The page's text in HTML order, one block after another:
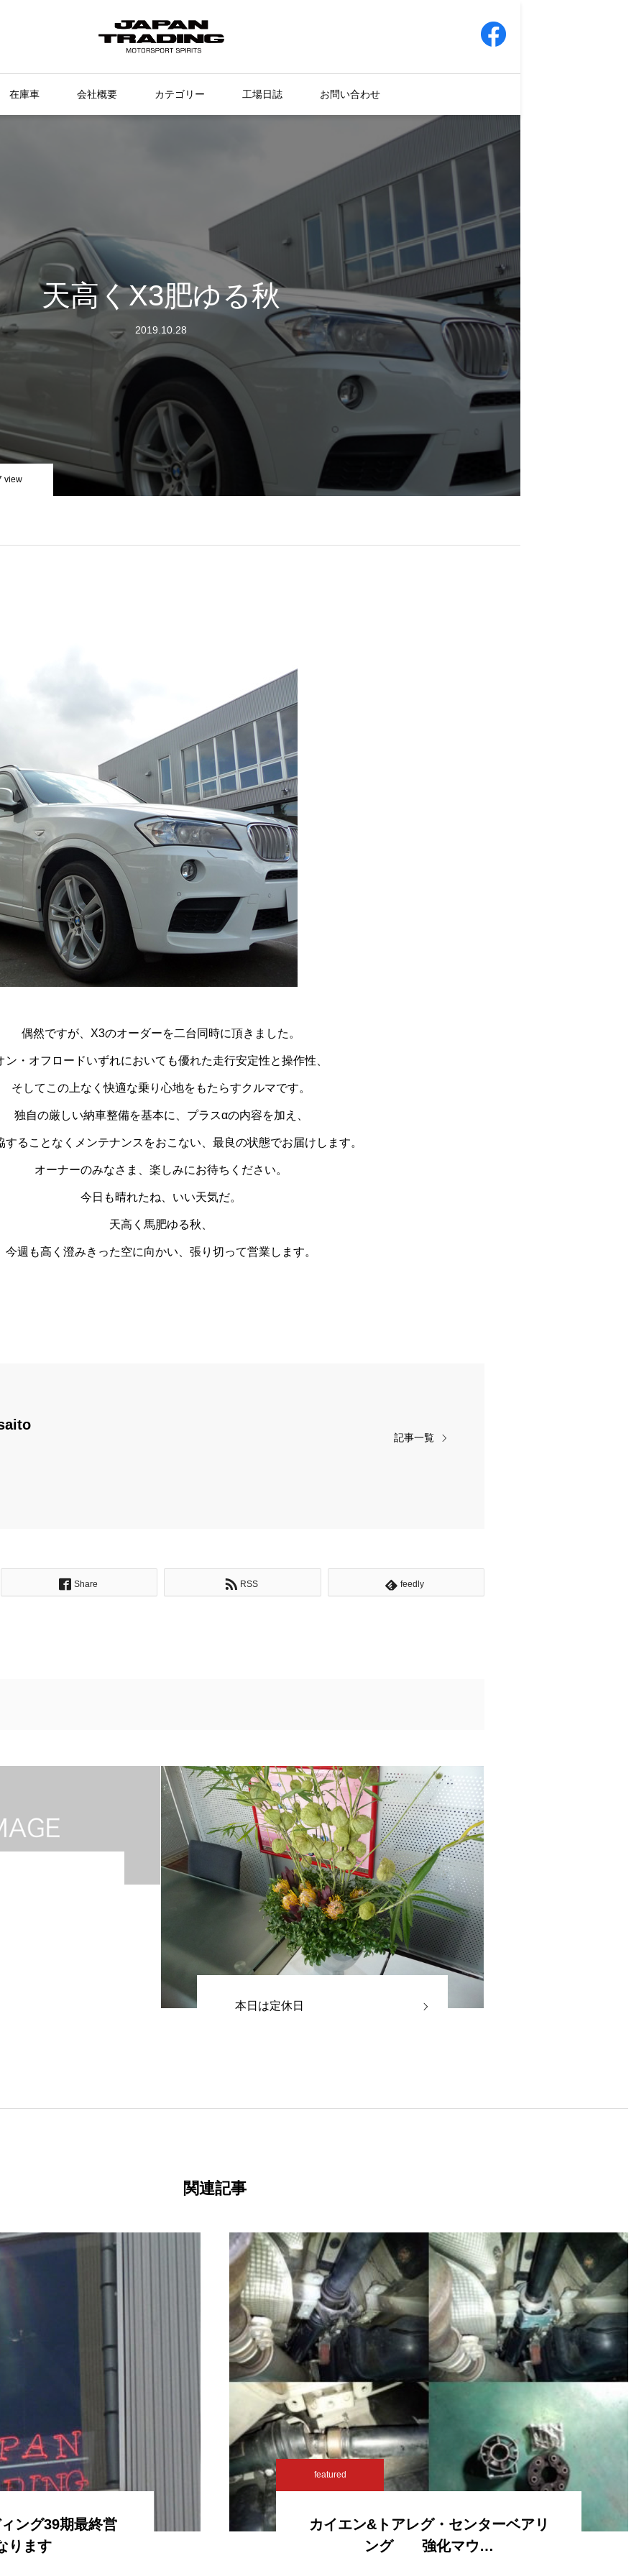
在庫車 会社概要 カテゴリー 工場日誌 お問い合わせ
天高くX3肥ゆる秋
2019.10.28
view
偶然ですが、X3のオーダーを二台同時に頂きました。
ン・オフロードいずれにおいても優れた走行安定性と操作性、
そしてこの上なく快適な乗り心地をもたらすクルマです。
独自の厳しい納車整備を基本に、プラスαの内容を加え、
することなくメンテナンスをおこない、最良の状態でお届けします。
オーナーのみなさま、楽しみにお待ちください。
今日も晴れたね、いい天気だ。
天高く馬肥ゆる秋、
今週も高く澄みきった空に向かい、張り切って営業します。
記事一覧
Share RSS feedly
本日は定休日
関連記事
ング39期最終営
ります
featured
カイエン&トアレグ・センターベアリ
ング 強化マウ…